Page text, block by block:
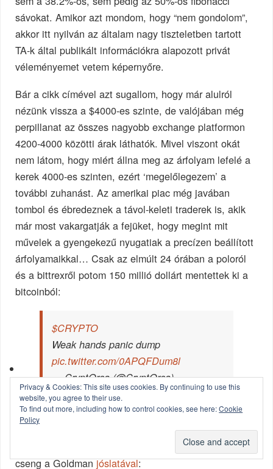
sávokat. Amikor azt mondom, hogy “nem gondolom”,
akkor itt nyilván az általam nagy tiszteletben tartott
TA-k által publikált információkra alapozott privát
véleményemet vetem képernyőre.
Bár a cikk címével azt sugallom, hogy már alulról
nézünk vissza a $4000-es szinte, de valójában még
perpillanat az összes nagyobb exchange platformon
4200-4000 közötti árak láthatók. Mivel viszont okát
nem látom, hogy miért állna meg az árfolyam lefelé a
kerek 4000-es szinten, ezért ‘megelőlegezem’ a
további zuhanást. Az amerikai piac még javában
tombol és ébredeznek a távol-keleti traderek is, akik
már most vakargatják a fejüket, hogy megint mit
művelek a gyengekezű nyugatiak a precízen beállított
árfolyamaikkal… Csak az elmúlt 24 órában a poloról
és a bittrexről potom 150 millió dollárt mentettek ki a
bitcoinból:
$CRYPTO
Weak hands panic dump
pic.twitter.com/0APQFDum8l
— CryptOrca (@CryptOrca)
September 4, 2017
Számomra az egyetlen stabil támasznak a 2920-as
szint látszik (narancs vonal), ami egyébként egybe
cseng a Goldmanjóslatával:
Privacy & Cookies: This site uses cookies. By continuing to use this
website, you agree to their use.
To find out more, including how to control cookies, see here:Cookie
Policy